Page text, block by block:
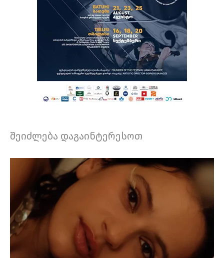
შეიძლება დაგაინტერესოთ